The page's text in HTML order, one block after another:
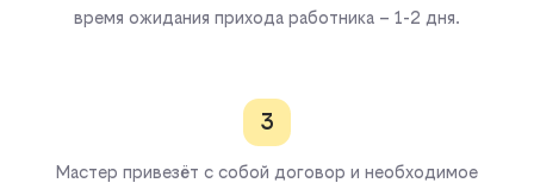
время ожидания прихода работника – 1-2 дня.
3
Мастер привезёт с собой договор и необходимое